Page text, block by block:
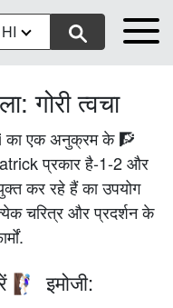
HI
गोरी त्वचा
का एक अनुक्रम के 🧗
प्रकार है-1-2 और
कर रहे हैं का उपयोग
चरित्र और प्रदर्शन के
🧗🏻‍♀️ इमोजी: